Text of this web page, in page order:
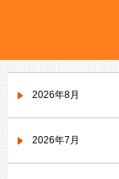
2026年8月
2026年7月